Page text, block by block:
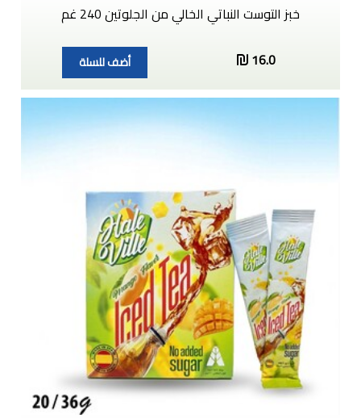
خبز التوست النباتي الخالي من الجلوتين 240 غم
16.0
أضف للسلة